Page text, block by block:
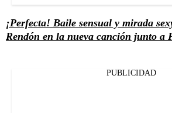
¡Perfecta! Baile sensual y mirada
Rendón en la nueva canción junto a
PUBLICIDAD